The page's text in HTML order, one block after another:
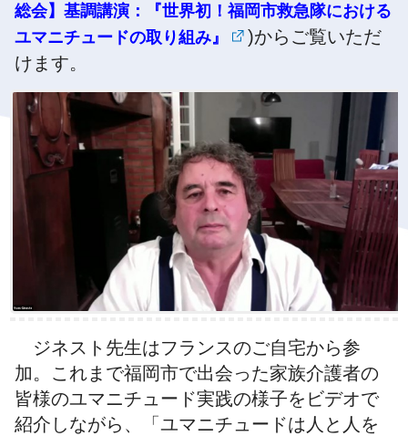
総会】基調講演：『世界初！福岡市救急隊における
ユマニチュードの取り組み』
)からご覧いただ
けます。
ジネスト先生はフランスのご自宅から参
加。これまで福岡市で出会った家族介護者の
皆様のユマニチュード実践の様子をビデオで
紹介しながら、「ユマニチュードは人と人を